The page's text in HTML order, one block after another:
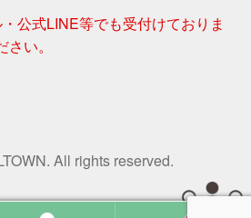
公式LINE等でも受付けておりま
い。
All rights reserved.